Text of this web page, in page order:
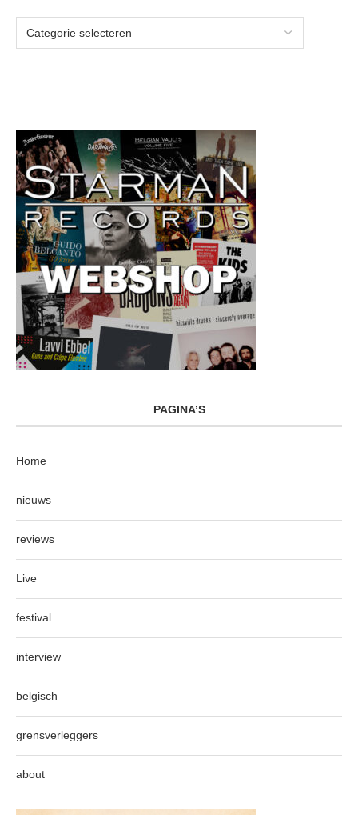
PAGINA’S
Home
nieuws
reviews
Live
festival
interview
belgisch
grensverleggers
about